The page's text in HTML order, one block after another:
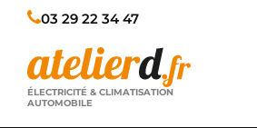
03 29 22 34 47
ÉLECTRICITÉ & CLIMATISATION
AUTOMOBILE